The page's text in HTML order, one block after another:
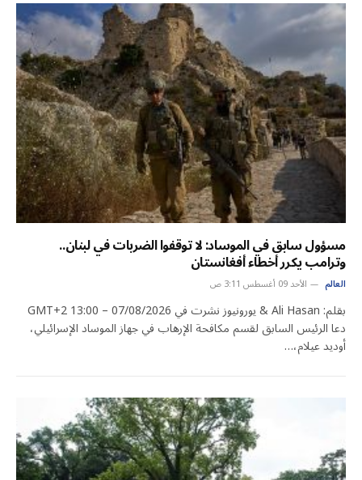
مسؤول سابق في الموساد: لا توقفوا الضربات في لبنان..
وترامب يكرر أخطاء أفغانستان
العالم الأحد 09 أغسطس 3:11 ص
بقلم: Ali Hasan & يورونيوز نشرت في 07/08/2026 – 13:00 GMT+2
دعا الرئيس السابق لقسم مكافحة الإرهاب في جهاز الموساد الإسرائيلي،
أوديد عيلام،…